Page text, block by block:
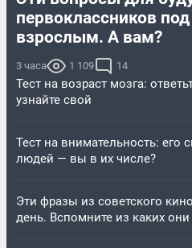
первоклассников
взрослым. А вам?
3 часа 1 109 14
Тест на возраст мозга:
узнайте свой
Тест на внимательность: его
людей — вы в их числе?
Эти фразы из советского
день. Вспомните из каких